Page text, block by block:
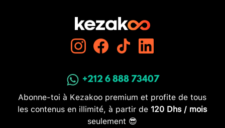
+212 6 888 73407
Abonne-toi à Kezakoo premium et profite de tous
les contenus en illimité, à partir de 120 Dhs / mois
seulement 😎